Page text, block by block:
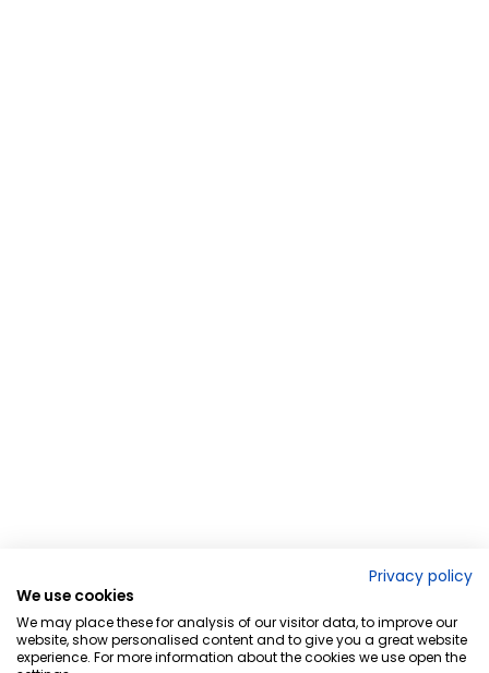
Privacy policy
We use cookies
We may place these for analysis of our visitor data, to improve our
website, show personalised content and to give you a great website
experience. For more information about the cookies we use open the